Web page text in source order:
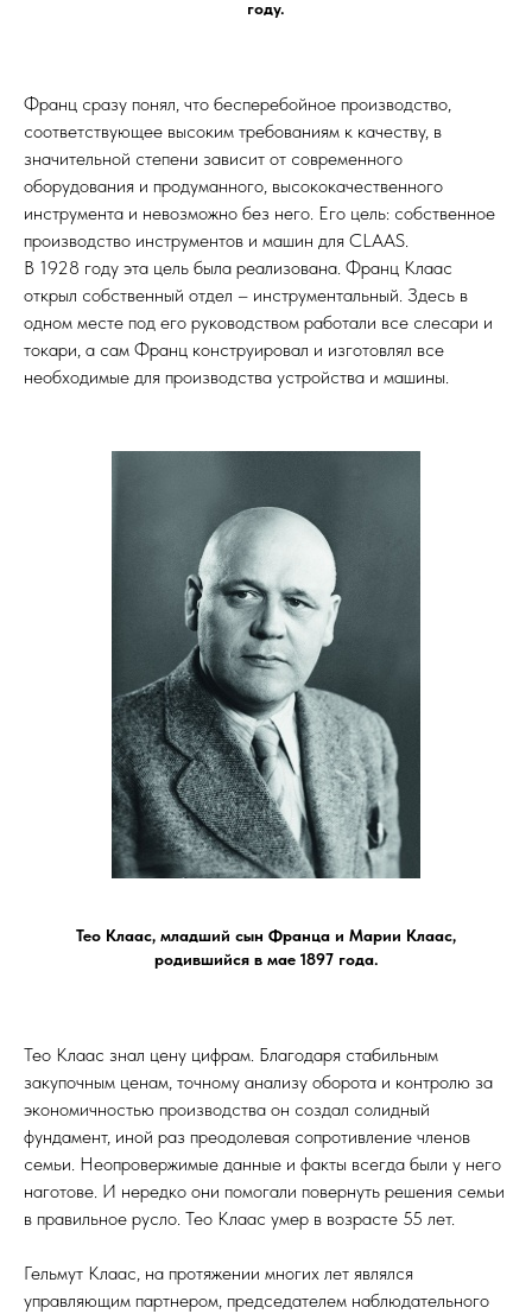
году.
Франц сразу понял, что бесперебойное производство,
соответствующее высоким требованиям к качеству, в
значительной степени зависит от современного
оборудования и продуманного, высококачественного
инструмента и невозможно без него. Его цель: собственное
производство инструментов и машин для CLAAS.
В 1928 году эта цель была реализована. Франц Клаас
открыл собственный отдел – инструментальный. Здесь в
одном месте под его руководством работали все слесари и
токари, а сам Франц конструировал и изготовлял все
необходимые для производства устройства и машины.
Тео Клаас, младший сын Франца и Марии Клаас,
родившийся в мае 1897 года.
Тео Клаас знал цену цифрам. Благодаря стабильным
закупочным ценам, точному анализу оборота и контролю за
экономичностью производства он создал солидный
фундамент, иной раз преодолевая сопротивление членов
семьи. Неопровержимые данные и факты всегда были у него
наготове. И нередко они помогали повернуть решения семьи
в правильное русло. Тео Клаас умер в возрасте 55 лет.
Гельмут Клаас, на протяжении многих лет являлся
управляющим партнером, председателем наблюдательного